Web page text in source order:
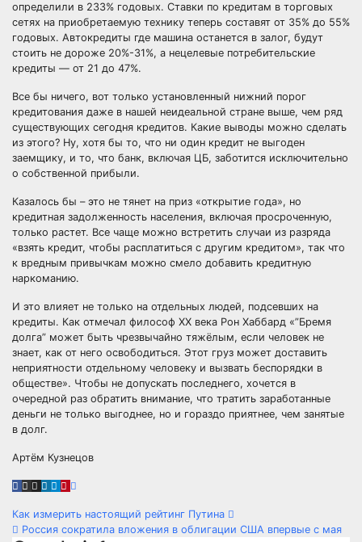
определили в 233% годовых. Ставки по кредитам в торговых
сетях на приобретаемую технику теперь составят от 35% до 55%
годовых. Автокредиты где машина останется в залог, будут
стоить не дороже 20%-31%, а нецелевые потребительские
кредиты — от 21 до 47%.
Все бы ничего, вот только установленный нижний порог
кредитования даже в нашей неидеальной стране выше, чем ряд
существующих сегодня кредитов. Какие выводы можно сделать
из этого? Ну, хотя бы то, что ни один кредит не выгоден
заемщику, и то, что банк, включая ЦБ, заботится исключительно
о собственной прибыли.
Казалось бы – это не тянет на приз «открытие года», но
кредитная задолженность населения, включая просроченную,
только растет. Все чаще можно встретить случаи из разряда
«взять кредит, чтобы расплатиться с другим кредитом», так что
к вредным привычкам можно смело добавить кредитную
наркоманию.
И это влияет не только на отдельных людей, подсевших на
кредиты. Как отмечал философ ХХ века Рон Хаббард «”Бремя
долга” может быть чрезвычайно тяжёлым, если человек не
знает, как от него освободиться. Этот груз может доставить
неприятности отдельному человеку и вызвать беспорядки в
обществе». Чтобы не допускать последнего, хочется в
очередной раз обратить внимание, что тратить заработанные
деньги не только выгоднее, но и гораздо приятнее, чем занятые
в долг.
Артём Кузнецов
Навигация
Как измерить настоящий рейтинг Путина
Россия сократила вложения в облигации США впервые с мая